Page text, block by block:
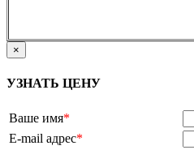
×
УЗНАТЬ ЦЕНУ
Ваше имя*
E-mail адрес*